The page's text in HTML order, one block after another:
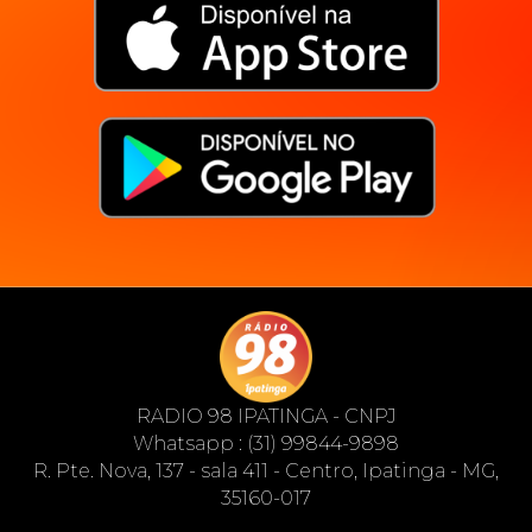
RADIO 98 IPATINGA - CNPJ
Whatsapp : (31) 99844-9898
R. Pte. Nova, 137 - sala 411 - Centro, Ipatinga - MG,
35160-017